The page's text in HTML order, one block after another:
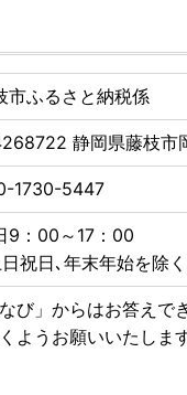
ただき、万が一不具合
だきますようお願い申
申請書などの関係書類
さい。
を開始しました。
インでのワンストップ
市ふるさと納税係
静岡県藤枝市
1730-5447
9：00～17：00
祝日､年末年始を除く
び」からはお答えで
ようお願いいたします